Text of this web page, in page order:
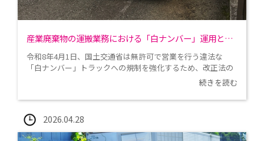
産業廃棄物の運搬業務における「白ナンバー」運用と国土交通省の見解
令和8年4月1日、国土交通省は無許可で営業を行う違法な
「白ナンバー」トラックへの規制を強化するため、改正法の
施行を行いました。改正法では、不法な事業者を利用した荷
主側も処罰や行政指導の対象となるほか、委託回数の制限が
努力義務として設けられます。さらに、これまで一部に限ら
れていた契約内容の書面交付義務が、貨物利用運送事業者に
も幅広く適用されるようになります。これらの改正は、物流
業界の健全化と適正な運送取引の確保を目的としています。
続きを読む
2026.04.28